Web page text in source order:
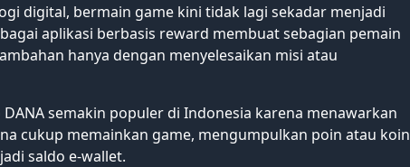
digital, bermain game kini tidak lagi sekadar menjadi
aplikasi berbasis reward membuat sebagian pemain
hanya dengan menyelesaikan misi atau
semakin populer di Indonesia karena menawarkan
cukup memainkan game, mengumpulkan poin atau koin
saldo e-wallet.